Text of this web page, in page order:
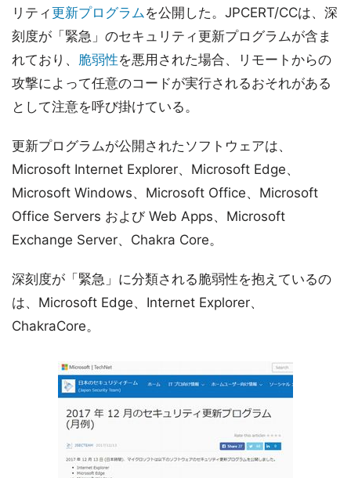
リティ更新プログラムを公開した。JPCERT/CCは、深
刻度が「緊急」のセキュリティ更新プログラムが含ま
れており、 脆弱性を悪用された場合、リモートからの
攻撃によって任意のコードが実行されるおそれがある
として注意を呼び掛けている。
更新プログラムが公開されたソフトウェアは、
Microsoft Internet Explorer、Microsoft Edge、
Microsoft Windows、Microsoft Office、Microsoft
Office Servers および Web Apps、Microsoft
Exchange Server、Chakra Core。
深刻度が「緊急」に分類される脆弱性を抱えているの
は、Microsoft Edge、Internet Explorer、
ChakraCore。